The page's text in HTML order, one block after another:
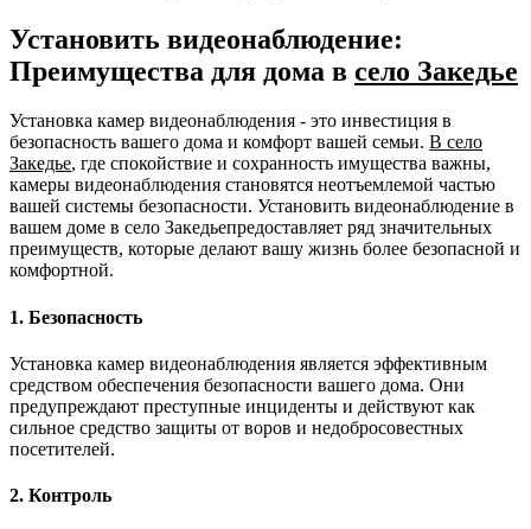
Установить видеонаблюдение:
Преимущества для дома в село Закедье
Установка камер видеонаблюдения - это инвестиция в
безопасность вашего дома и комфорт вашей семьи. В село
Закедье, где спокойствие и сохранность имущества важны,
камеры видеонаблюдения становятся неотъемлемой частью
вашей системы безопасности. Установить видеонаблюдение в
вашем доме в село Закедьепредоставляет ряд значительных
преимуществ, которые делают вашу жизнь более безопасной и
комфортной.
1. Безопасность
Установка камер видеонаблюдения является эффективным
средством обеспечения безопасности вашего дома. Они
предупреждают преступные инциденты и действуют как
сильное средство защиты от воров и недобросовестных
посетителей.
2. Контроль